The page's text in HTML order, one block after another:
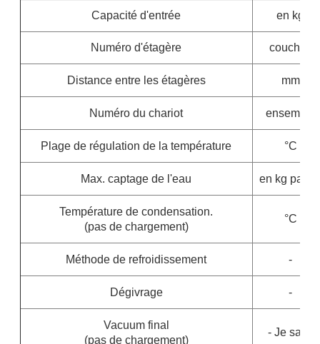
Capacité d'entrée en kg
Numéro d'étagère couches
Distance entre les étagères mm
Numéro du chariot ensemble
Plage de régulation de la température °C
Max. captage de l'eau en kg par
Température de condensation.
(pas de chargement)
°C
Méthode de refroidissement -
Dégivrage -
Vacuum final
(pas de chargement)
- Je sais.